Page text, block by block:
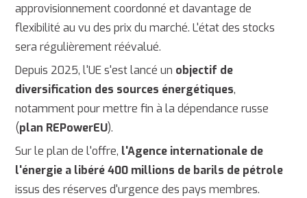
approvisionnement coordonné et davantage de
flexibilité au vu des prix du marché. L'état des stocks
sera régulièrement réévalué.
Depuis 2025, l'UE s'est lancé un objectif de
diversification des sources énergétiques,
notamment pour mettre fin à la dépendance russe
(plan REPowerEU).
Sur le plan de l'offre, l'Agence internationale de
l'énergie a libéré 400 millions de barils de pétrole
issus des réserves d'urgence des pays membres.